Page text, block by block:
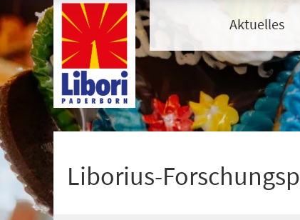
Assistenzsoftware
öffnen.
Mit
der
Tastatur
erreichbar
über
ALT
+
1
Aktuelles
Liborius-